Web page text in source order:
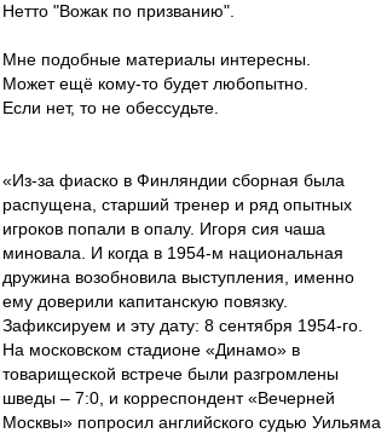
Нетто "Вожак по призванию".
Мне подобные материалы интересны.
Может ещё кому-то будет любопытно.
Если нет, то не обессудьте.
«Из-за фиаско в Финляндии сборная была
распущена, старший тренер и ряд опытных
игроков попали в опалу. Игоря сия чаша
миновала. И когда в 1954-м национальная
дружина возобновила выступления, именно
ему доверили капитанскую повязку.
Зафиксируем и эту дату: 8 сентября 1954-го.
На московском стадионе «Динамо» в
товарищеской встрече были разгромлены
шведы – 7:0, и корреспондент «Вечерней
Москвы» попросил английского судью Уильяма